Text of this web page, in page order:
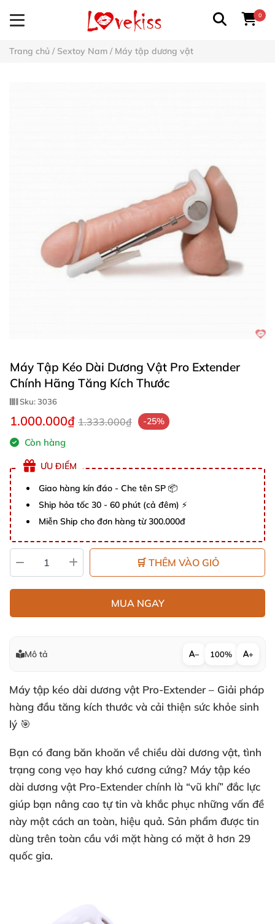
0
Trang chủ / Sextoy Nam / Máy tập dương vật
Máy Tập Kéo Dài Dương Vật Pro Extender
Chính Hãng Tăng Kích Thước
Sku:3036
1.000.000₫ 1.333.000₫ -25%
Còn hàng
ƯU ĐIỂM
Giao hàng kín đáo - Che tên SP 📦
Ship hỏa tốc 30 - 60 phút (cả đêm) ⚡
Miễn Ship cho đơn hàng từ 300.000đ
🛒 THÊM VÀO GIỎ
MUA NGAY
Mô tả − 100% +
Máy tập kéo dài dương vật Pro-Extender – Giải pháp
hàng đầu tăng kích thước và cải thiện sức khỏe sinh
lý 🎯
Bạn có đang băn khoăn về chiều dài dương vật, tình
trạng cong vẹo hay khó cương cứng? Máy tập kéo
dài dương vật Pro-Extender chính là “vũ khí” đắc lực
giúp bạn nâng cao tự tin và khắc phục những vấn đề
này một cách an toàn, hiệu quả. Sản phẩm được tin
dùng trên toàn cầu với mặt hàng có mặt ở hơn 29
quốc gia.